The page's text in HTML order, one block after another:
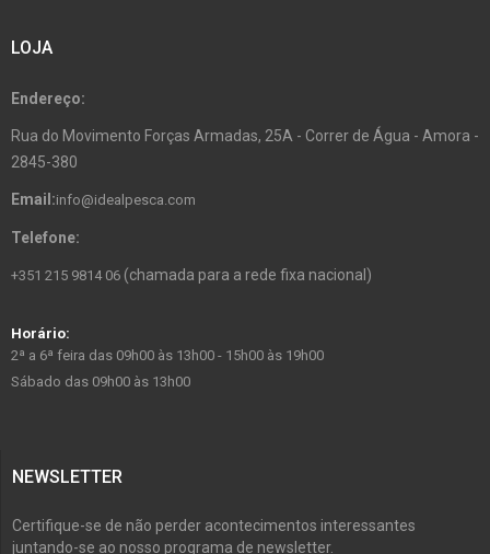
LOJA
Endereço:
Rua do Movimento Forças Armadas, 25A - Correr de Água - Amora -
2845-380
Email:info@idealpesca.com
Telefone:
+351 215 9814 06 (chamada para a rede fixa nacional)
Horário:
2ª a 6ª feira das 09h00 às 13h00 - 15h00 às 19h00
Sábado das 09h00 às 13h00
NEWSLETTER
Certifique-se de não perder acontecimentos interessantes
juntando-se ao nosso programa de newsletter.